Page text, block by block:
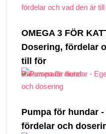
OMEGA 3 FÖR
Dosering, fördelar
till för
Balanserade dieter
Pumpa för hundar
fördelar och